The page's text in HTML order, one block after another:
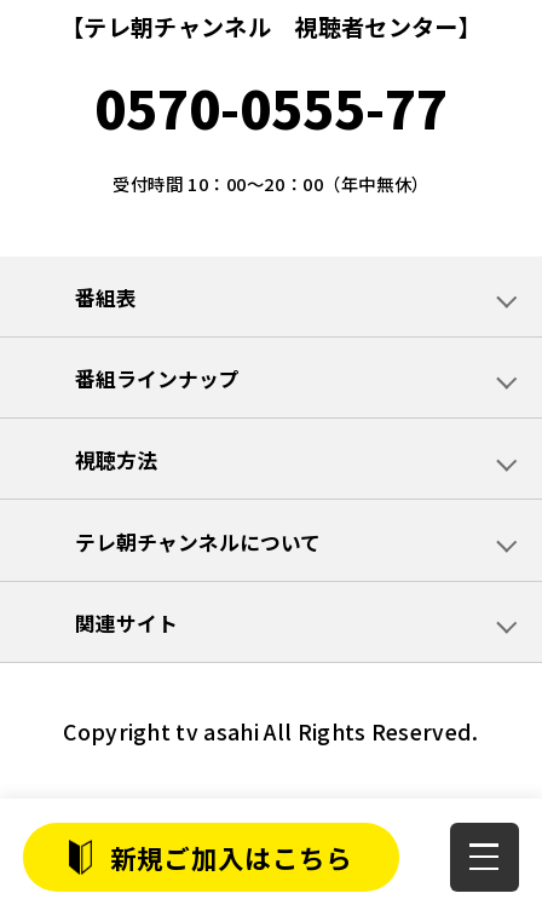
新規ご加入はこちら
【テレ朝チャンネル 視聴者センター】
0570-0555-77
受付時間 10：00～20：00（年中無休）
番組表
番組ラインナップ
視聴方法
テレ朝チャンネルについて
関連サイト
Copyright tv asahi All Rights Reserved.